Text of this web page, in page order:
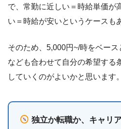
で、常勤に近しい＝時給単価が
い＝時給が安いというケースも
そのため、5,000円~/時をベー
なども合わせて自分の希望する
していくのがよいかと思います。
独立か転職か、キャリ